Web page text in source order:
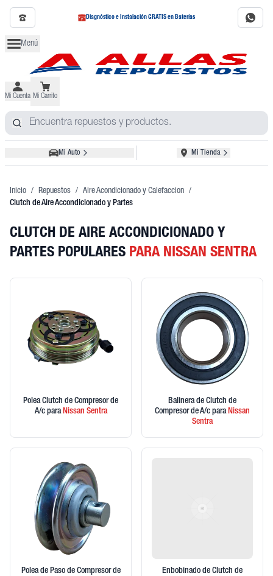
Diagnóstico e Instalación GRATIS en Baterías
Menú
Mi Cuenta Mi Carrito
Mi Auto Mi Tienda
Inicio / Repuestos / Aire Acondicionado y Calefaccion /
Clutch de Aire Accondicionado y Partes
CLUTCH DE AIRE ACCONDICIONADO Y
PARTES POPULARES PARA NISSAN SENTRA
Polea Clutch de Compresor de
A/c paraNissan Sentra
Balinera de Clutch de
Compresor de A/c paraNissan
Sentra
Polea de Paso de Compresor de
Enbobinado de Clutch de